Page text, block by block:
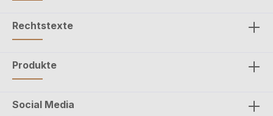
Rechtstexte
Produkte
Social Media